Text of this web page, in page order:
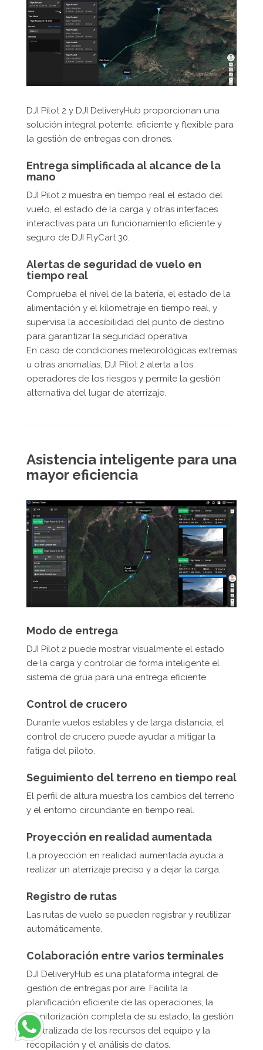
DJI Pilot 2 y DJI DeliveryHub proporcionan una
solución integral potente, eficiente y flexible para
la gestión de entregas con drones.
Entrega simplificada al alcance de la
mano
DJI Pilot 2 muestra en tiempo real el estado del
vuelo, el estado de la carga y otras interfaces
interactivas para un funcionamiento eficiente y
seguro de DJI FlyCart 30.
Alertas de seguridad de vuelo en
tiempo real
Comprueba el nivel de la batería, el estado de la
alimentación y el kilometraje en tiempo real, y
supervisa la accesibilidad del punto de destino
para garantizar la seguridad operativa.
En caso de condiciones meteorológicas extremas
u otras anomalías, DJI Pilot 2 alerta a los
operadores de los riesgos y permite la gestión
alternativa del lugar de aterrizaje.
Asistencia inteligente para una
mayor eficiencia
Modo de entrega
DJI Pilot 2 puede mostrar visualmente el estado
de la carga y controlar de forma inteligente el
sistema de grúa para una entrega eficiente.
Control de crucero
Durante vuelos estables y de larga distancia, el
control de crucero puede ayudar a mitigar la
fatiga del piloto.
Seguimiento del terreno en tiempo real
El perfil de altura muestra los cambios del terreno
y el entorno circundante en tiempo real.
Proyección en realidad aumentada
La proyección en realidad aumentada ayuda a
realizar un aterrizaje preciso y a dejar la carga.
Registro de rutas
Las rutas de vuelo se pueden registrar y reutilizar
automáticamente.
Colaboración entre varios terminales
DJI DeliveryHub es una plataforma integral de
gestión de entregas por aire. Facilita la
planificación eficiente de las operaciones, la
monitorización completa de su estado, la gestión
centralizada de los recursos del equipo y la
recopilación y el análisis de datos.